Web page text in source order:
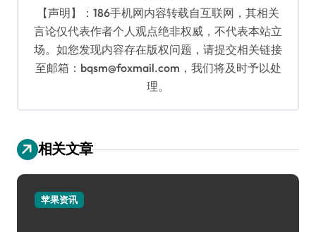
【声明】：186手机网内容转载自互联网，其相关
言论仅代表作者个人观点绝非权威，不代表本站立
场。如您发现内容存在版权问题，请提交相关链接
至邮箱：bqsm@foxmail.com，我们将及时予以处
理。
相关文章
苹果资讯